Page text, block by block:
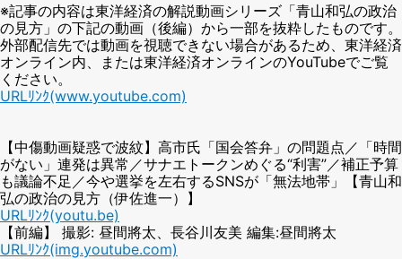
※記事の内容は東洋経済の解説動画シリーズ「青山和弘の政治
の見方」の下記の動画（後編）から一部を抜粋したものです。
外部配信先では動画を視聴できない場合があるため、東洋経済
オンライン内、または東洋経済オンラインのYouTubeでご覧
ください。
URLﾘﾝｸ(www.youtube.com)
【中傷動画疑惑で波紋】高市氏「国会答弁」の問題点／「時間
がない」連発は異常／サナエトークンめぐる“利害”／補正予算
も議論不足／今や選挙を左右するSNSが「無法地帯」【青山和
弘の政治の見方（伊佐進一）】
URLﾘﾝｸ(youtu.be)
【前編】 撮影: 昼間將太、長谷川友美 編集:昼間將太
URLﾘﾝｸ(img.youtube.com)